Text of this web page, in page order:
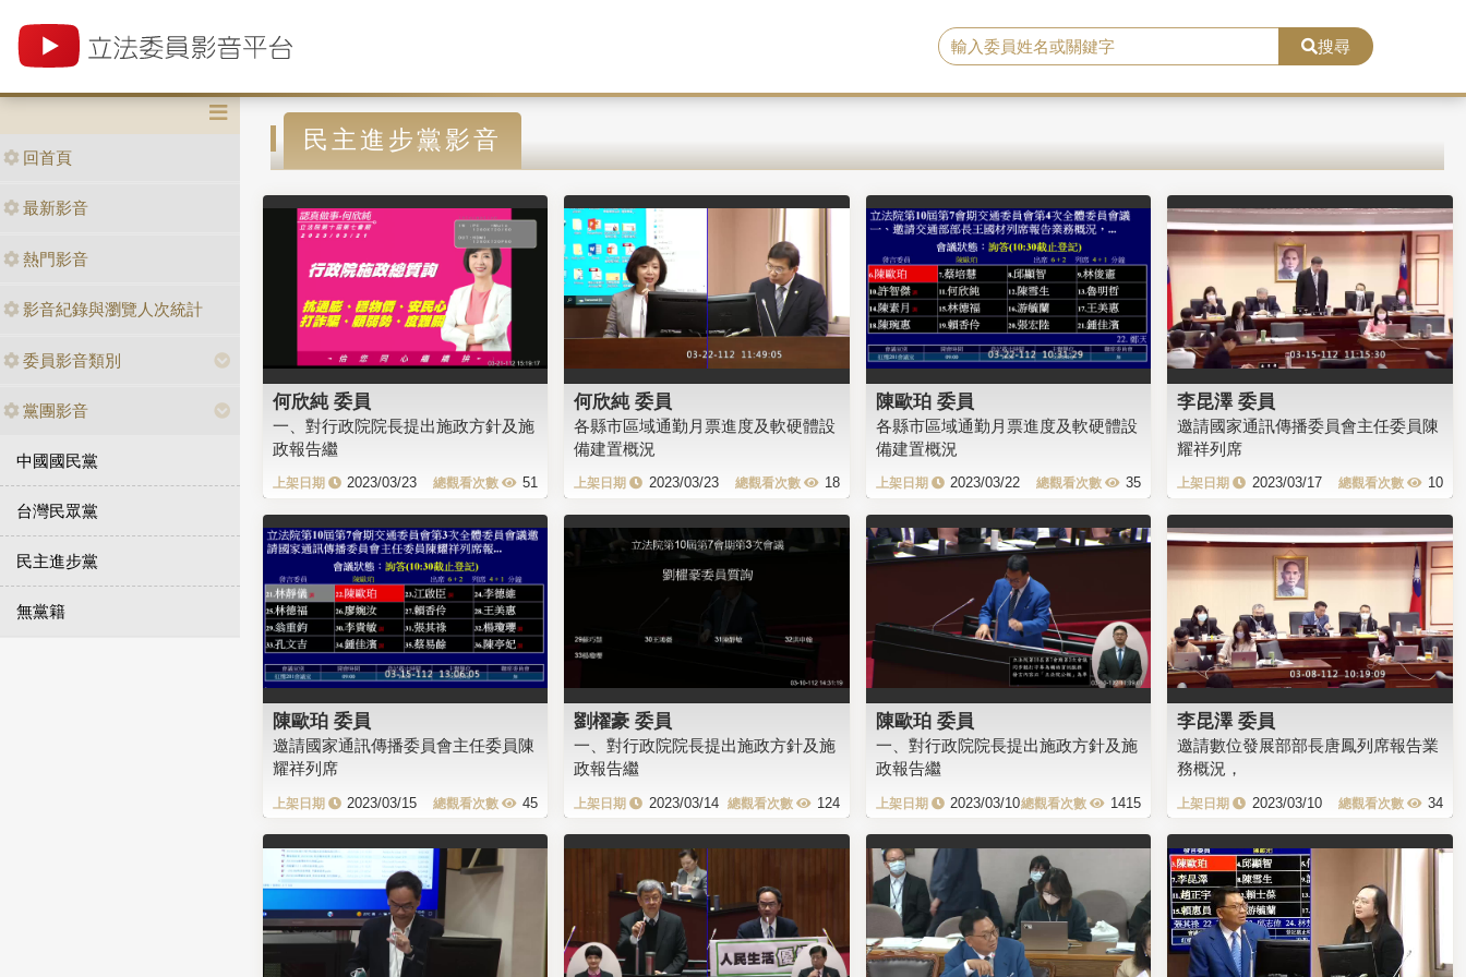
搜尋
回首頁
最新影音
熱門影音
影音紀錄與瀏覽人次統計
委員影音類別
黨團影音
中國國民黨
台灣民眾黨
民主進步黨
無黨籍
民主進步黨影音
何欣純 委員
一、對行政院院長提出施政方針及施
政報告繼
2023/03/23 51
何欣純 委員
各縣市區域通勤月票進度及軟硬體設
備建置概況
2023/03/23 18
陳歐珀 委員
各縣市區域通勤月票進度及軟硬體設
備建置概況
2023/03/22 35
李昆澤 委員
邀請國家通訊傳播委員會主任委員陳
耀祥列席
2023/03/17 10
陳歐珀 委員
邀請國家通訊傳播委員會主任委員陳
耀祥列席
2023/03/15 45
劉櫂豪 委員
一、對行政院院長提出施政方針及施
政報告繼
2023/03/14 124
陳歐珀 委員
一、對行政院院長提出施政方針及施
政報告繼
2023/03/10 1415
李昆澤 委員
邀請數位發展部部長唐鳳列席報告業
務概況，
2023/03/10 34